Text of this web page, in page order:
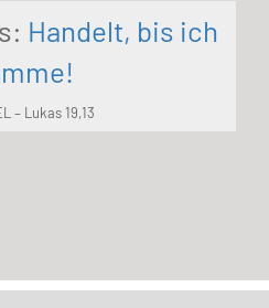
Handelt, bis ich
– Lukas 19,13